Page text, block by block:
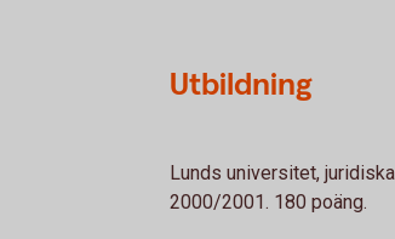
Utbildning
Lunds universitet,
2000/2001. 180 poäng.